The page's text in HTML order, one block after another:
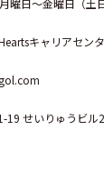
キャリアセン
19 せいりゅうビル